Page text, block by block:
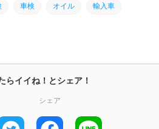
車検 オイル 輸入車
らイイね！とシェア！
シェア